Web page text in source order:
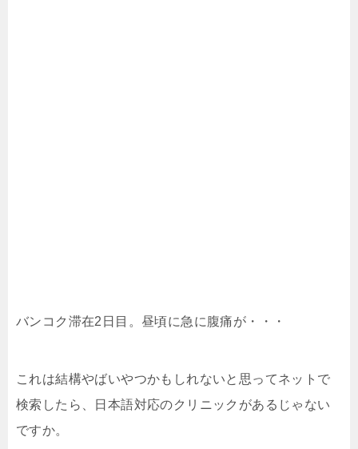
バンコク滞在2日目。昼頃に急に腹痛が・・・
これは結構やばいやつかもしれないと思ってネットで
検索したら、日本語対応のクリニックがあるじゃない
ですか。